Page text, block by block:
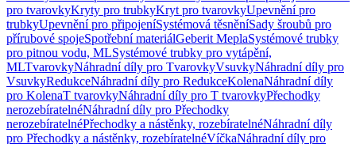
pro tvarovkyKryty pro trubkyKryt pro tvarovkyUpevnění pro
trubkyUpevnění pro připojeníSystémová těsněníSady šroubů pro
přírubové spojeSpotřební materiálGeberit MeplaSystémové trubky
pro pitnou vodu, MLSystémové trubky pro vytápění,
MLTvarovkyNáhradní díly pro TvarovkyVsuvkyNáhradní díly pro
VsuvkyRedukceNáhradní díly pro RedukceKolenaNáhradní díly
pro KolenaT tvarovkyNáhradní díly pro T tvarovkyPřechodky
nerozebíratelnéNáhradní díly pro Přechodky
nerozebíratelnéPřechodky a nástěnky, rozebíratelnéNáhradní díly
pro Přechodky a nástěnky, rozebíratelnéVíčkaNáhradní díly pro